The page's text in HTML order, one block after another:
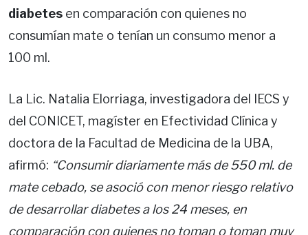
diabetes en comparación con quienes no
consumían mate o tenían un consumo menor a
100 ml.
La Lic. Natalia Elorriaga, investigadora del IECS y
del CONICET, magíster en Efectividad Clínica y
doctora de la Facultad de Medicina de la UBA,
afirmó: “Consumir diariamente más de 550 ml. de
mate cebado, se asoció con menor riesgo relativo
de desarrollar diabetes a los 24 meses, en
comparación con quienes no toman o toman muy